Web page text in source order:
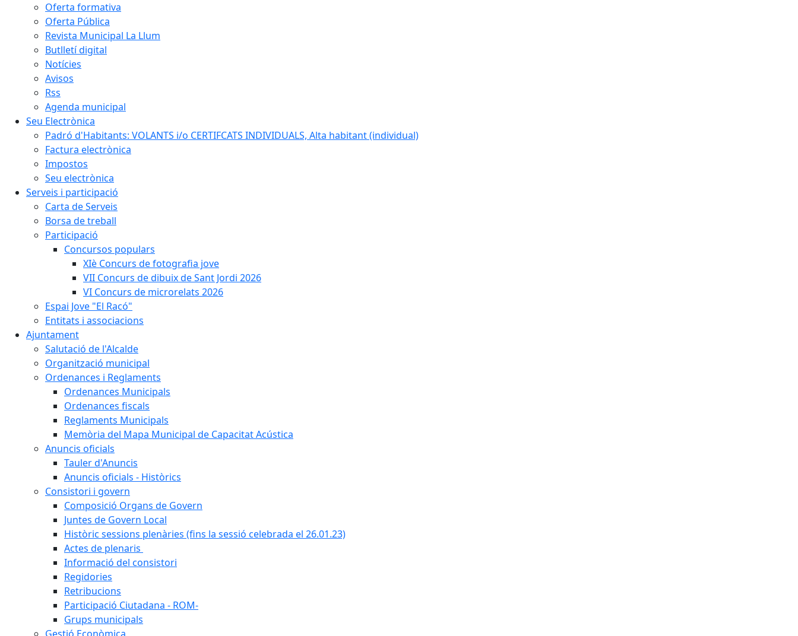
Oferta formativa
Oferta Pública
Revista Municipal La Llum
Butlletí digital
Notícies
Avisos
Rss
Agenda municipal
Seu Electrònica
Padró d'Habitants: VOLANTS i/o CERTIFCATS INDIVIDUALS, Alta habitant (individual)
Factura electrònica
Impostos
Seu electrònica
Serveis i participació
Carta de Serveis
Borsa de treball
Participació
Concursos populars
XIè Concurs de fotografia jove
VII Concurs de dibuix de Sant Jordi 2026
VI Concurs de microrelats 2026
Espai Jove "El Racó"
Entitats i associacions
Ajuntament
Salutació de l'Alcalde
Organització municipal
Ordenances i Reglaments
Ordenances Municipals
Ordenances fiscals
Reglaments Municipals
Memòria del Mapa Municipal de Capacitat Acústica
Anuncis oficials
Tauler d'Anuncis
Anuncis oficials - Històrics
Consistori i govern
Composició Organs de Govern
Juntes de Govern Local
Històric sessions plenàries (fins la sessió celebrada el 26.01.23)
Actes de plenaris
Informació del consistori
Regidories
Retribucions
Participació Ciutadana - ROM-
Grups municipals